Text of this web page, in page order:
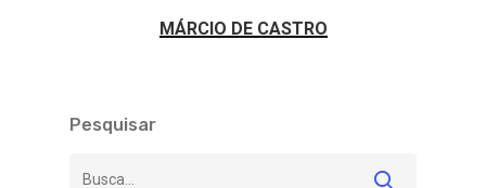
MÁRCIO DE CASTRO
Pesquisar